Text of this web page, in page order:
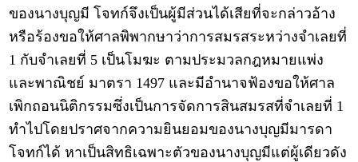
ของนางบุญมี โจทก์จึงเป็นผู้มีส่วนได้เสียที่จะกล่าวอ้าง
หรือร้องขอให้ศาลพิพากษาว่าการสมรสระหว่างจำเลยที่
1 กับจำเลยที่ 5 เป็นโมฆะ ตามประมวลกฎหมายแพ่ง
และพาณิชย์ มาตรา 1497 และมีอำนาจฟ้องขอให้ศาล
เพิกถอนนิติกรรมซึ่งเป็นการจัดการสินสมรสที่จำเลยที่ 1
ทำไปโดยปราศจากความยินยอมของนางบุญมีมารดา
โจทก์ได้ หาเป็นสิทธิเฉพาะตัวของนางบุญมีแต่ผู้เดียวดัง